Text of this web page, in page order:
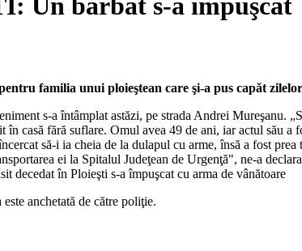
Un bărbat s-a împuşcat
familia unui ploieştean care şi-a pus capăt
s-a întâmplat astăzi, pe strada Andrei Mureşanu.
în casă fără suflare. Omul avea 49 de ani, iar actul său
să-i ia cheia de la dulapul cu arme, însă a fost
ei la Spitalul Judeţean de Urgenţă", ne-a
decedat în Ploieşti s-a împuşcat cu arma de vânătoare
este anchetată de către poliţie.